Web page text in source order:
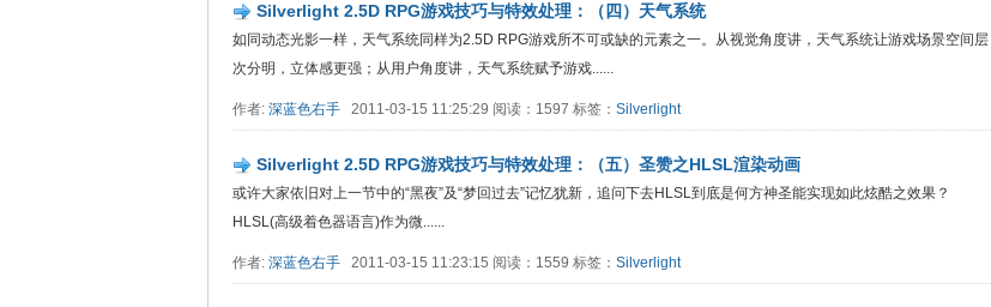
Silverlight 2.5D RPG游戏技巧与特效处理：（四）天气系统
如同动态光影一样，天气系统同样为2.5D RPG游戏所不可或缺的元素之一。从视觉角度讲，天气系统让游戏场景空间层
次分明，立体感更强；从用户角度讲，天气系统赋予游戏......
作者: 深蓝色右手 2011-03-15 11:25:29 阅读：1597 标签： Silverlight
Silverlight 2.5D RPG游戏技巧与特效处理：（五）圣赞之HLSL渲染动画
或许大家依旧对上一节中的“黑夜”及“梦回过去”记忆犹新，追问下去HLSL到底是何方神圣能实现如此炫酷之效果？
HLSL(高级着色器语言)作为微......
作者: 深蓝色右手 2011-03-15 11:23:15 阅读：1559 标签： Silverlight